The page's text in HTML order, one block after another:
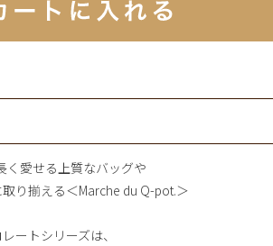
く愛せる上質なバッグや
り揃える＜Marche du Q-pot.＞
ートシリーズは、